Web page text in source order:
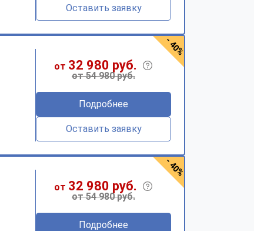
Оставить заявку
от 32 980 руб.
от 54 980 руб.
Подробнее
Оставить заявку
- 40%
от 32 980 руб.
от 54 980 руб.
Подробнее
- 40%